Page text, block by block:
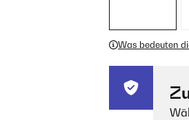
Was bedeuten